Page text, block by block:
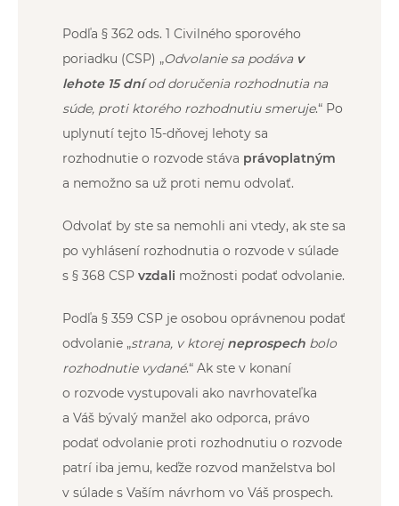
Podľa § 362 ods. 1 Civilného sporového
poriadku (CSP) „Odvolanie sa podáva v
lehote 15 dníod doručenia rozhodnutia na
súde, proti ktorého rozhodnutiu smeruje.“ Po
uplynutí tejto 15-dňovej lehoty sa
rozhodnutie o rozvode stáva právoplatným
a nemožno sa už proti nemu odvolať.
Odvolať by ste sa nemohli ani vtedy, ak ste sa
po vyhlásení rozhodnutia o rozvode v súlade
s § 368 CSP vzdali možnosti podať odvolanie.
Podľa § 359 CSP je osobou oprávnenou podať
odvolanie „strana, v ktorej neprospech bolo
rozhodnutie vydané.“ Ak ste v konaní
o rozvode vystupovali ako navrhovateľka
a Váš bývalý manžel ako odporca, právo
podať odvolanie proti rozhodnutiu o rozvode
patrí iba jemu, keďže rozvod manželstva bol
v súlade s Vaším návrhom vo Váš prospech.